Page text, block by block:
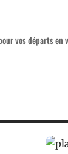
leçons
vos départs en